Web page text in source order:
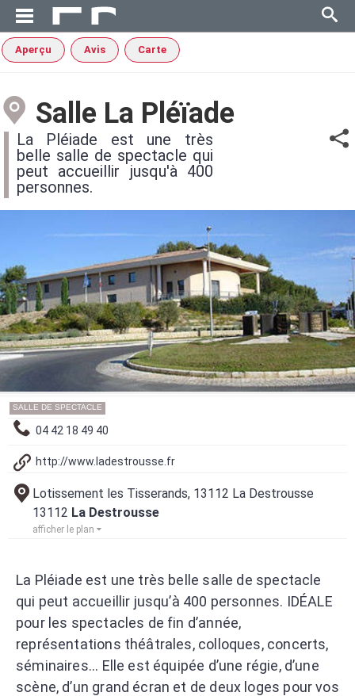
Aperçu Avis Carte
Salle La Pléïade
La Pléiade est une très
belle salle de spectacle qui
peut accueillir jusqu'à 400
personnes.
SALLE DE SPECTACLE
04 42 18 49 40
http://www.ladestrousse.fr
Lotissement les Tisserands, 13112 La Destrousse
13112 La Destrousse
afficher le plan
La Pléiade est une très belle salle de spectacle
qui peut accueillir jusqu’à 400 personnes. IDÉALE
pour les spectacles de fin d’année,
représentations théâtrales, colloques, concerts,
séminaires... Elle est équipée d’une régie, d’une
scène, d’un grand écran et de deux loges pour vos